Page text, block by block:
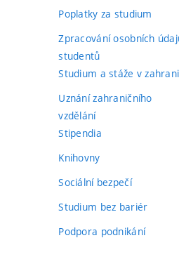
Poplatky za studium
Zpracování osobních
studentů
Studium a stáže v
Uznání zahraničního
vzdělání
Stipendia
Knihovny(externí
Sociální bezpečí
Studium bez bariér
Podpora podnikání